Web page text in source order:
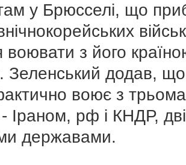
у Брюсселі, що
воювати з його
Зеленський додав, що
воює з трьома
Іраном, рф і КНДР,
державами.